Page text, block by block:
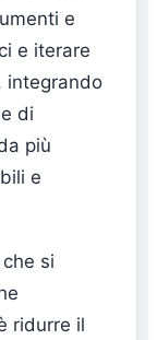
e
e iterare
integrando
di
più
e
si
ridurre il